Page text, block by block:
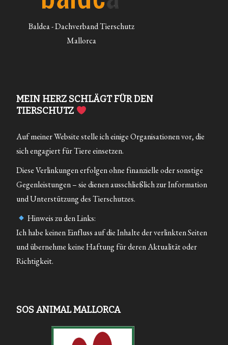
Baldea - Dachverband Tierschutz
Mallorca
MEIN HERZ SCHLÄGT FÜR DEN
TIERSCHUTZ
Auf meiner Website stelle ich einige Organisationen vor, die
sich engagiert für Tiere einsetzen.
Diese Verlinkungen erfolgen ohne finanzielle oder sonstige
Gegenleistungen – sie dienen ausschließlich zur Information
und Unterstützung des Tierschutzes.
Hinweis zu den Links:
Ich habe keinen Einfluss auf die Inhalte der verlinkten Seiten
und übernehme keine Haftung für deren Aktualität oder
Richtigkeit.
SOS ANIMAL MALLORCA